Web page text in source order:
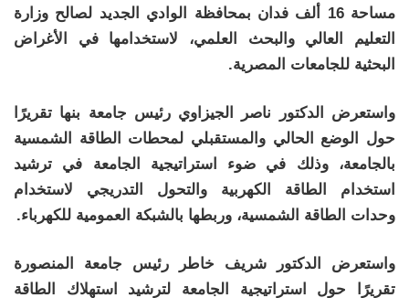
مساحة 16 ألف فدان بمحافظة الوادي الجديد لصالح وزارة
التعليم العالي والبحث العلمي، لاستخدامها في الأغراض
البحثية للجامعات المصرية.
واستعرض الدكتور ناصر الجيزاوي رئيس جامعة بنها تقريرًا
حول الوضع الحالي والمستقبلي لمحطات الطاقة الشمسية
بالجامعة، وذلك في ضوء استراتيجية الجامعة في ترشيد
استخدام الطاقة الكهربية والتحول التدريجي لاستخدام
وحدات الطاقة الشمسية، وربطها بالشبكة العمومية للكهرباء.
واستعرض الدكتور شريف خاطر رئيس جامعة المنصورة
تقريرًا حول استراتيجية الجامعة لترشيد استهلاك الطاقة